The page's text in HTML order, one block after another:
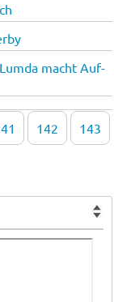
macht Auf­
142 143